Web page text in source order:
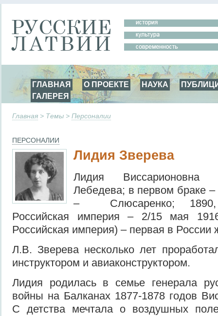
ГЛАВНАЯ О ПРОЕКТЕ НАУКА
ГАЛЕРЕЯ
Главная > Темы > Персоналии
ПЕРСОНАЛИИ
Лидия Зверева
Лидия Виссарионовна
Лебедева; в первом браке
– Слюсаренко; 1890,
Российская империя – 2/15 мая
Российская империя) – первая в России
Л.В. Зверева несколько лет
инструктором и авиаконструктором.
Лидия родилась в семье генерала
войны на Балканах 1877-1878 годов
С детства мечтала о воздушных